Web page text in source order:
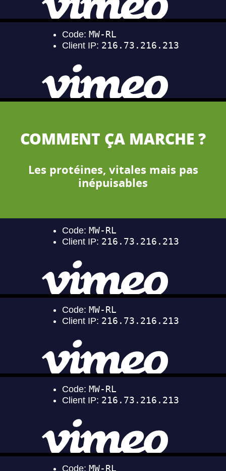
COMMENT ÇA MARCHE ?
Les protéines, vitales mais pas
inépuisables